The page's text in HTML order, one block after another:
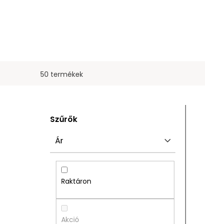
50 termékek
O
D
Szűrők
Ár
Raktáron
Akció